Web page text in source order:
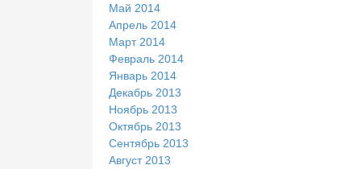
Май 2014
Апрель 2014
Март 2014
Февраль 2014
Январь 2014
Декабрь 2013
Ноябрь 2013
Октябрь 2013
Сентябрь 2013
Август 2013